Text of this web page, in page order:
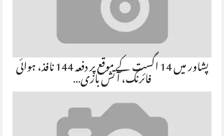
پشاور میں 14 اگست کے موقع پر دفعہ 144 نافذ، ہوائی فائرنگ، آتش بازی…